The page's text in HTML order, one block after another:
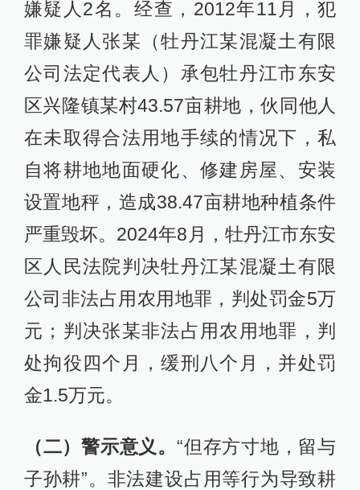
嫌疑人2名。经查，2012年11月，犯
罪嫌疑人张某（牡丹江某混凝土有限
公司法定代表人）承包牡丹江市东安
区兴隆镇某村43.57亩耕地，伙同他人
在未取得合法用地手续的情况下，私
自将耕地地面硬化、修建房屋、安装
设置地秤，造成38.47亩耕地种植条件
严重毁坏。2024年8月，牡丹江市东安
区人民法院判决牡丹江某混凝土有限
公司非法占用农用地罪，判处罚金5万
元；判决张某非法占用农用地罪，判
处拘役四个月，缓刑八个月，并处罚
金1.5万元。
（二）警示意义。 “但存方寸地，留与
子孙耕”。非法建设占用等行为导致耕